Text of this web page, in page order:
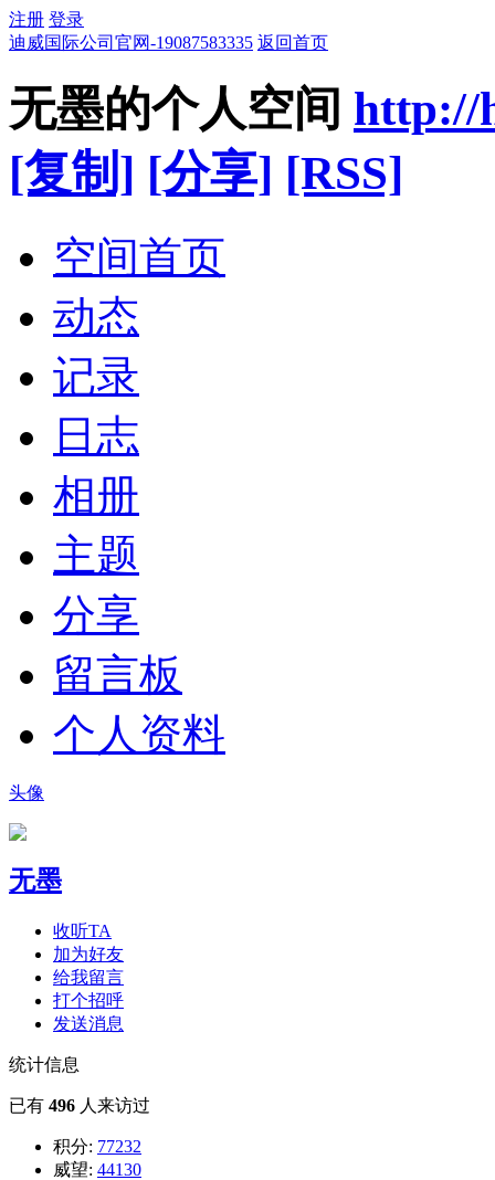
注册 登录
迪威国际公司官网-19087583335 返回首页
无墨的个人空间 http://
[复制] [分享] [RSS]
空间首页
动态
记录
日志
相册
主题
分享
留言板
个人资料
头像
无墨
收听TA
加为好友
给我留言
打个招呼
发送消息
统计信息
已有 496 人来访过
积分: 77232
威望: 44130